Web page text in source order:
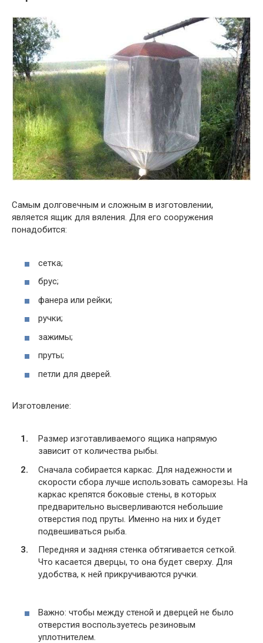
Самым долговечным и сложным в изготовлении,
является ящик для вяления. Для его сооружения
понадобится:
сетка;
брус;
фанера или рейки;
ручки;
зажимы;
пруты;
петли для дверей.
Изготовление:
Размер изготавливаемого ящика напрямую
зависит от количества рыбы.
Сначала собирается каркас. Для надежности и
скорости сбора лучше использовать саморезы. На
каркас крепятся боковые стены, в которых
предварительно высверливаются небольшие
отверстия под пруты. Именно на них и будет
подвешиваться рыба.
Передняя и задняя стенка обтягивается сеткой.
Что касается дверцы, то она будет сверху. Для
удобства, к ней прикручиваются ручки.
Важно: чтобы между стеной и дверцей не было
отверстия воспользуетесь резиновым
уплотнителем.